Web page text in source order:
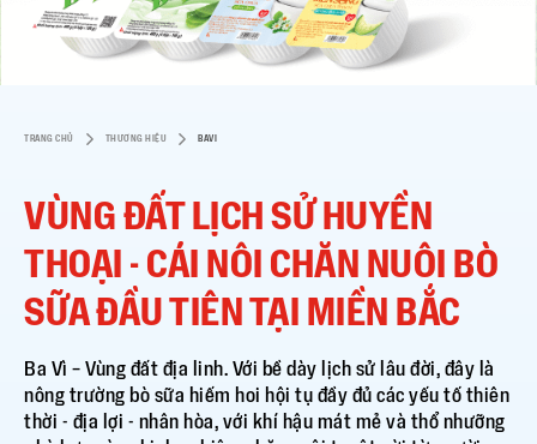
TRANG CHỦ THƯƠNG HIỆU BAVI
VÙNG ĐẤT LỊCH SỬ HUYỀN
THOẠI - CÁI NÔI CHĂN NUÔI BÒ
SỮA ĐẦU TIÊN TẠI MIỀN BẮC
Ba Vì – Vùng đất địa linh. Với bề dày lịch sử lâu đời, đây là
nông trường bò sữa hiếm hoi hội tụ đầy đủ các yếu tố thiên
thời - địa lợi - nhân hòa, với khí hậu mát mẻ và thổ nhưỡng